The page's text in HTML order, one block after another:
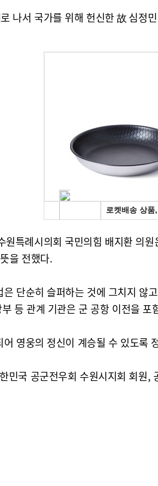
나서 국가를 위해 헌신한 故 심
특례시의회 국민의힘 배지환 의
을 전했다.
단순히 슬퍼하는 것에 그치지
등 관계 기관은 군 공항 이전을
영웅의 정신이 계승될 수 있도록
민국 공군전우회 수원시지회 회원